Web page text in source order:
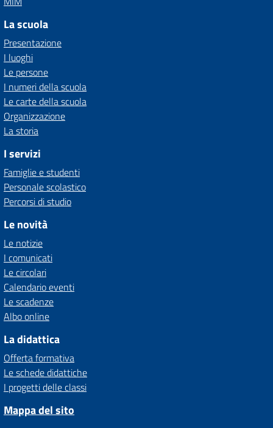
La scuola
Presentazione
I luoghi
Le persone
I numeri della scuola
Le carte della scuola
Organizzazione
La storia
I servizi
Famiglie e studenti
Personale scolastico
Percorsi di studio
Le novità
Le notizie
I comunicati
Le circolari
Calendario eventi
Le scadenze
Albo online
La didattica
Offerta formativa
Le schede didattiche
I progetti delle classi
Mappa del sito